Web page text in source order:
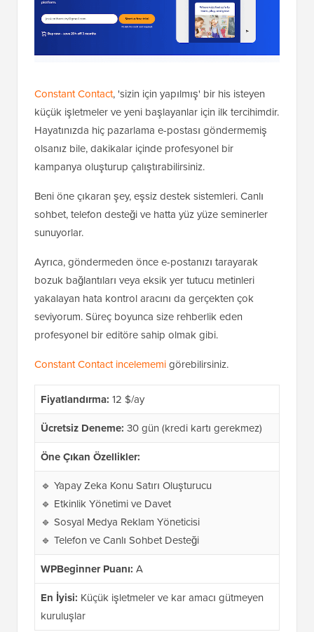
Constant Contact, 'sizin için yapılmış' bir his isteyen
küçük işletmeler ve yeni başlayanlar için ilk tercihimdir.
Hayatınızda hiç pazarlama e-postası göndermemiş
olsanız bile, dakikalar içinde profesyonel bir
kampanya oluşturup çalıştırabilirsiniz.
Beni öne çıkaran şey, eşsiz destek sistemleri. Canlı
sohbet, telefon desteği ve hatta yüz yüze seminerler
sunuyorlar.
Ayrıca, göndermeden önce e-postanızı tarayarak
bozuk bağlantıları veya eksik yer tutucu metinleri
yakalayan hata kontrol aracını da gerçekten çok
seviyorum. Süreç boyunca size rehberlik eden
profesyonel bir editöre sahip olmak gibi.
Constant Contact incelememigörebilirsiniz.
Fiyatlandırma: 12 $/ay
Ücretsiz Deneme: 30 gün (kredi kartı gerekmez)
Öne Çıkan Özellikler:
🔹 Yapay Zeka Konu Satırı Oluşturucu
🔹 Etkinlik Yönetimi ve Davet
🔹 Sosyal Medya Reklam Yöneticisi
🔹 Telefon ve Canlı Sohbet Desteği
WPBeginner Puanı: A
En İyisi: Küçük işletmeler ve kar amacı gütmeyen
kuruluşlar